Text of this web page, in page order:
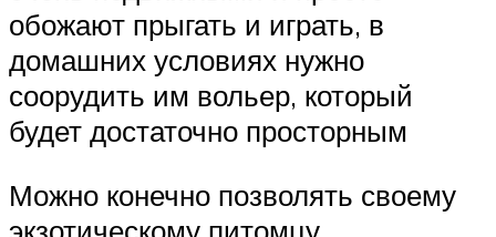
обожают прыгать и играть, в
домашних условиях нужно
соорудить им вольер, который
будет достаточно просторным
Можно конечно позволять своему